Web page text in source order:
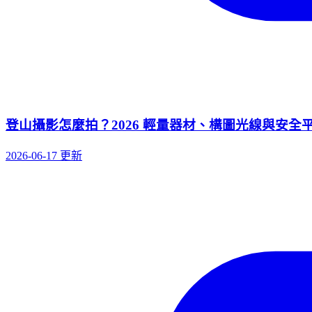
登山攝影怎麼拍？2026 輕量器材、構圖光線與安全
2026-06-17 更新